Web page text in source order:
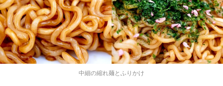
中細の縮れ麺とふりかけ